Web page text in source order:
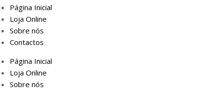
Página Inicial
Loja Online
Sobre nós
Contactos
Página Inicial
Loja Online
Sobre nós